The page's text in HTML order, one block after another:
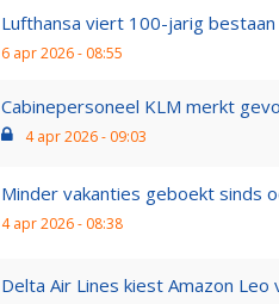
Lufthansa viert 100-jarig
6 apr 2026 - 08:55
Cabinepersoneel KLM merkt
4 apr 2026 - 09:03
Minder vakanties geboekt sinds
4 apr 2026 - 08:38
Delta Air Lines kiest Amazon Leo